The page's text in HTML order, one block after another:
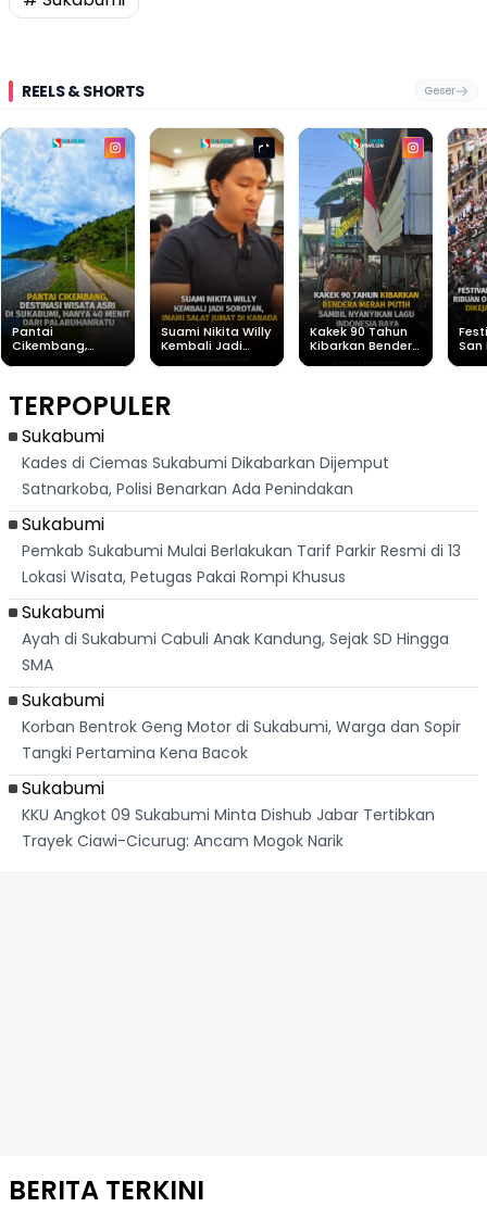
REELS & SHORTS Geser
Pantai
Cikembang,
Dari
Palabuhanratu
Suami Nikita Willy
Kembali Jadi
Kakek 90 Tahun
Kibarkan Bendera
San
TERPOPULER
Sukabumi
Kades di Ciemas Sukabumi Dikabarkan Dijemput
Satnarkoba, Polisi Benarkan Ada Penindakan
Sukabumi
Pemkab Sukabumi Mulai Berlakukan Tarif Parkir Resmi di 13
Lokasi Wisata, Petugas Pakai Rompi Khusus
Sukabumi
Ayah di Sukabumi Cabuli Anak Kandung, Sejak SD Hingga
SMA
Sukabumi
Korban Bentrok Geng Motor di Sukabumi, Warga dan Sopir
Tangki Pertamina Kena Bacok
Sukabumi
KKU Angkot 09 Sukabumi Minta Dishub Jabar Tertibkan
Trayek Ciawi-Cicurug: Ancam Mogok Narik
BERITA TERKINI